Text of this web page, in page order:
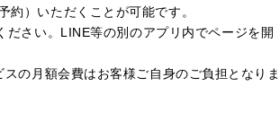
）いただくことが可能です。
さい。LINE等の別のアプリ内でページを開
の月額会費はお客様ご自身のご負担となりま